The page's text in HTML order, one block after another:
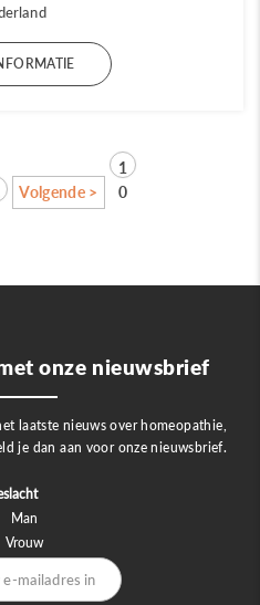
Volgende >
1
0
onze nieuwsbrief
laatste nieuws over homeopathie,
je dan aan voor onze nieuwsbrief.
Man
Vrouw